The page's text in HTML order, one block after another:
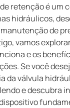
retenção é um
hidráulicos,
de
vamos
e os
Se você
da válvula
e descubra